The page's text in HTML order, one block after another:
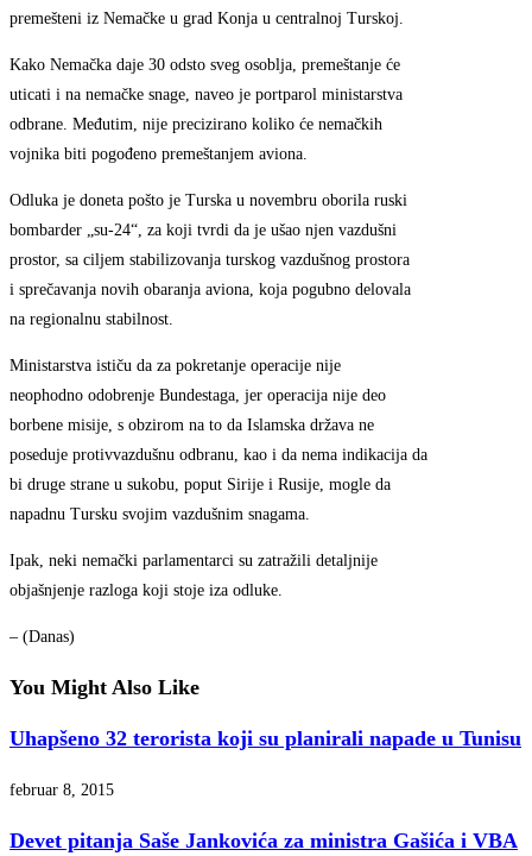
premešteni iz Nemačke u grad Konja u centralnoj Turskoj.
Kako Nemačka daje 30 odsto sveg osoblja, premeštanje će
uticati i na nemačke snage, naveo je portparol ministarstva
odbrane. Međutim, nije precizirano koliko će nemačkih
vojnika biti pogođeno premeštanjem aviona.
Odluka je doneta pošto je Turska u novembru oborila ruski
bombarder „su-24“, za koji tvrdi da je ušao njen vazdušni
prostor, sa ciljem stabilizovanja turskog vazdušnog prostora
i sprečavanja novih obaranja aviona, koja pogubno delovala
na regionalnu stabilnost.
Ministarstva ističu da za pokretanje operacije nije
neophodno odobrenje Bundestaga, jer operacija nije deo
borbene misije, s obzirom na to da Islamska država ne
poseduje protivvazdušnu odbranu, kao i da nema indikacija da
bi druge strane u sukobu, poput Sirije i Rusije, mogle da
napadnu Tursku svojim vazdušnim snagama.
Ipak, neki nemački parlamentarci su zatražili detaljnije
objašnjenje razloga koji stoje iza odluke.
– (Danas)
You Might Also Like
Uhapšeno 32 terorista koji su planirali napade u Tunisu
februar 8, 2015
Devet pitanja Saše Jankovića za ministra Gašića i VBA